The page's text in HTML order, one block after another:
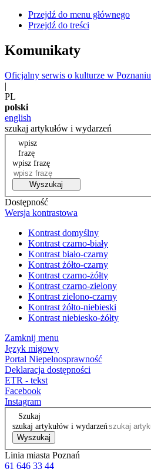
Przejdź do menu głównego
Przejdź do treści
Komunikaty
Oficjalny serwis o kulturze w Poznaniu
|
PL
polski
english
szukaj artykułów i wydarzeń
wpisz
frazę
wpisz frazę
Wyszukaj
Dostępność
Wersja kontrastowa
Kontrast domyślny
Kontrast czarno-biały
Kontrast biało-czarny
Kontrast żółto-czarny
Kontrast czarno-żółty
Kontrast czarno-zielony
Kontrast zielono-czarny
Kontrast żółto-niebieski
Kontrast niebiesko-żółty
Zamknij menu
Język migowy
Portal Niepełnosprawność
Deklaracja dostępności
ETR - tekst
Facebook
Instagram
Szukaj
szukaj artykułów i wydarzeń
Wyszukaj
Linia miasta Poznań
61 646 33 44